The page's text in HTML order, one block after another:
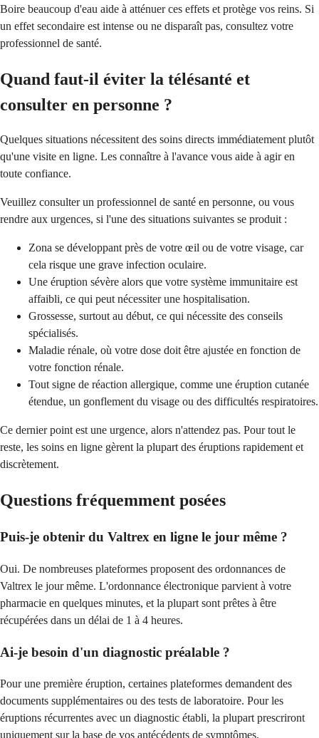
Boire beaucoup d'eau aide à atténuer ces effets et protège vos reins. Si
un effet secondaire est intense ou ne disparaît pas, consultez votre
professionnel de santé.
Quand faut-il éviter la télésanté et
consulter en personne ?
Quelques situations nécessitent des soins directs immédiatement plutôt
qu'une visite en ligne. Les connaître à l'avance vous aide à agir en
toute confiance.
Veuillez consulter un professionnel de santé en personne, ou vous
rendre aux urgences, si l'une des situations suivantes se produit :
Zona se développant près de votre œil ou de votre visage, car
cela risque une grave infection oculaire.
Une éruption sévère alors que votre système immunitaire est
affaibli, ce qui peut nécessiter une hospitalisation.
Grossesse, surtout au début, ce qui nécessite des conseils
spécialisés.
Maladie rénale, où votre dose doit être ajustée en fonction de
votre fonction rénale.
Tout signe de réaction allergique, comme une éruption cutanée
étendue, un gonflement du visage ou des difficultés respiratoires.
Ce dernier point est une urgence, alors n'attendez pas. Pour tout le
reste, les soins en ligne gèrent la plupart des éruptions rapidement et
discrètement.
Questions fréquemment posées
Puis-je obtenir du Valtrex en ligne le jour même ?
Oui. De nombreuses plateformes proposent des ordonnances de
Valtrex le jour même. L'ordonnance électronique parvient à votre
pharmacie en quelques minutes, et la plupart sont prêtes à être
récupérées dans un délai de 1 à 4 heures.
Ai-je besoin d'un diagnostic préalable ?
Pour une première éruption, certaines plateformes demandent des
documents supplémentaires ou des tests de laboratoire. Pour les
éruptions récurrentes avec un diagnostic établi, la plupart prescriront
uniquement sur la base de vos antécédents de symptômes.